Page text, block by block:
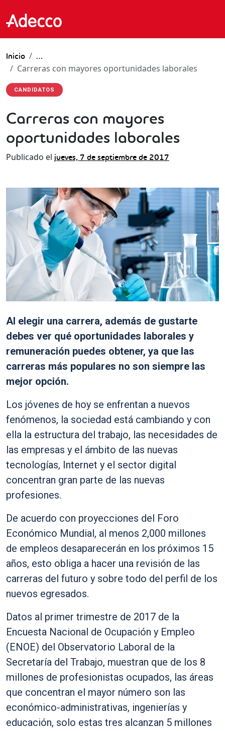
Inicio …
Carreras con mayores oportunidades laborales
CANDIDATOS
Carreras con mayores
oportunidades laborales
Publicado el jueves, 7 de septiembre de 2017
Al elegir una carrera, además de gustarte
debes ver qué oportunidades laborales y
remuneración puedes obtener, ya que las
carreras más populares no son siempre las
mejor opción.
Los jóvenes de hoy se enfrentan a nuevos
fenómenos, la sociedad está cambiando y con
ella la estructura del trabajo, las necesidades de
las empresas y el ámbito de las nuevas
tecnologías, Internet y el sector digital
concentran gran parte de las nuevas
profesiones.
De acuerdo con proyecciones del Foro
Económico Mundial, al menos 2,000 millones
de empleos desaparecerán en los próximos 15
años, esto obliga a hacer una revisión de las
carreras del futuro y sobre todo del perfil de los
nuevos egresados.
Datos al primer trimestre de 2017 de la
Encuesta Nacional de Ocupación y Empleo
(ENOE) del Observatorio Laboral de la
Secretaría del Trabajo, muestran que de los 8
millones de profesionistas ocupados, las áreas
que concentran el mayor número son las
económico-administrativas, ingenierías y
educación, solo estas tres alcanzan 5 millones